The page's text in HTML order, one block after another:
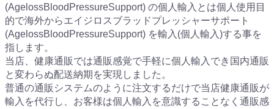
(AgelossBloodPressureSupport) の個人輸入とは個人使用目
的で海外からエイジロスブラッドプレッシャーサポート
(AgelossBloodPressureSupport) を輸入(個人輸入)する事を
指します。
当店、健康通販では通販感覚で手軽に個人輸入でき国内通販
と変わらぬ配送納期を実現しました。
普通の通販システムのように注文するだけで当店健康通販が
輸入を代行し、お客様は個人輸入を意識することなく通販感